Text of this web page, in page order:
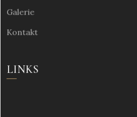
Galerie
Kontakt
LINKS